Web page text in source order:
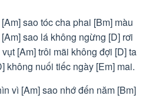
sao tóc cha phai [Bm] màu
sao lá không ngừng [D] rơi
[Am] trôi mãi không đợi [D] ta
không nuối tiếc ngày [Em] mai.
vì [Am] sao nhớ đến năm [Bm]